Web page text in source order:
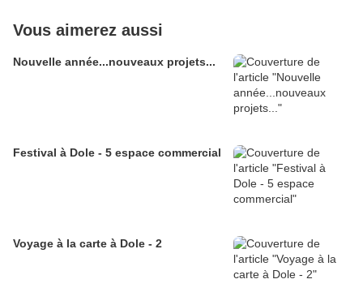
Vous aimerez aussi
Nouvelle année...nouveaux projets...
Festival à Dole - 5 espace commercial
Voyage à la carte à Dole - 2